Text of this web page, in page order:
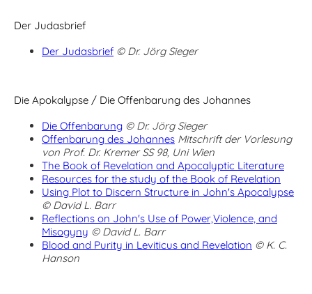
Der Judasbrief
Der Judasbrief © Dr. Jörg Sieger
Die Apokalypse / Die Offenbarung des Johannes
Die Offenbarung © Dr. Jörg Sieger
Offenbarung des Johannes Mitschrift der Vorlesung
von Prof. Dr. Kremer SS 98, Uni Wien
The Book of Revelation and Apocalyptic Literature
Resources for the study of the Book of Revelation
Using Plot to Discern Structure in John's Apocalypse
© David L. Barr
Reflections on John's Use of Power,Violence, and
Misogyny © David L. Barr
Blood and Purity in Leviticus and Revelation © K. C.
Hanson